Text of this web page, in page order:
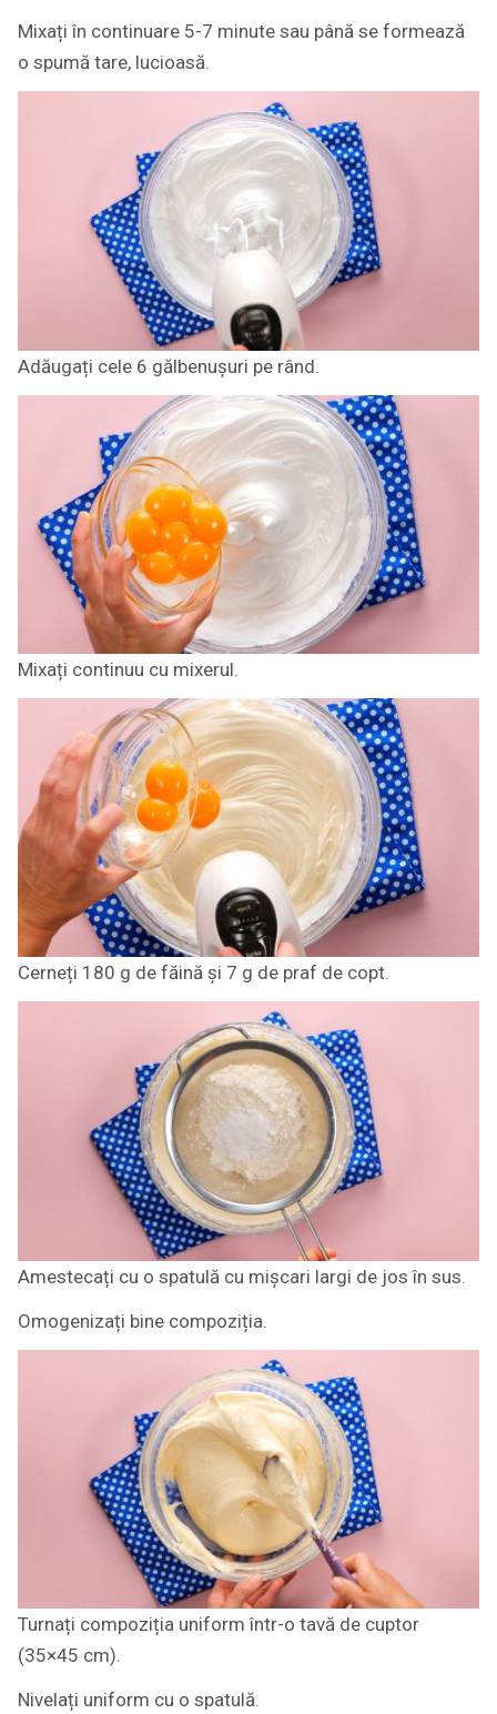
Mixați în continuare 5-7 minute sau până se formează
o spumă tare, lucioasă.
Adăugați cele 6 gălbenușuri pe rând.
Mixați continuu cu mixerul.
Cerneți 180 g de făină și 7 g de praf de copt.
Amestecați cu o spatulă cu mișcari largi de jos în sus.
Omogenizați bine compoziția.
Turnați compoziția uniform într-o tavă de cuptor
(35×45 cm).
Nivelați uniform cu o spatulă.